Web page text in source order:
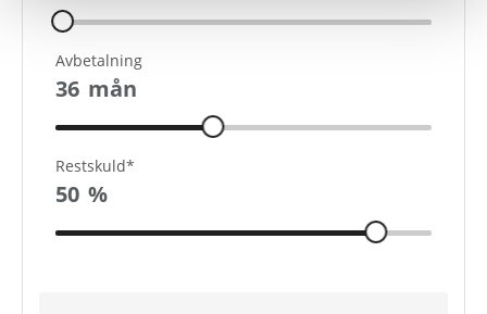
Avbetalning
36 mån
Restskuld*
50 %